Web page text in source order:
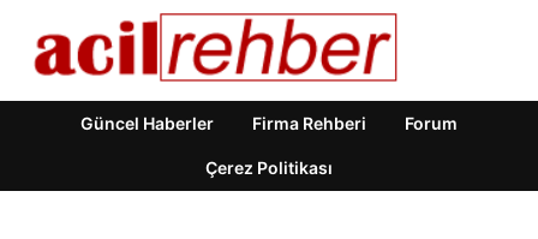
Güncel Haberler Firma Rehberi Forum
Çerez Politikası